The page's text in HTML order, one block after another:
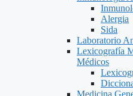
Alergia
Sida
Laboratorio
Lexicografía
Médicos
Medicina